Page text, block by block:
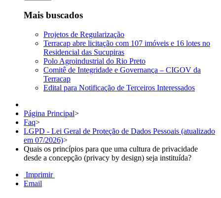
Mais buscados
Projetos de Regularização
Terracap abre licitação com 107 imóveis e 16 lotes no
Residencial das Sucupiras
Polo Agroindustrial do Rio Preto
Comitê de Integridade e Governança – CIGOV da
Terracap
Edital para Notificação de Terceiros Interessados
Página Principal>
Faq>
LGPD - Lei Geral de Proteção de Dados Pessoais (atualizado
em 07/2026)>
Quais os princípios para que uma cultura de privacidade
desde a concepção (privacy by design) seja instituída?
Imprimir
Email